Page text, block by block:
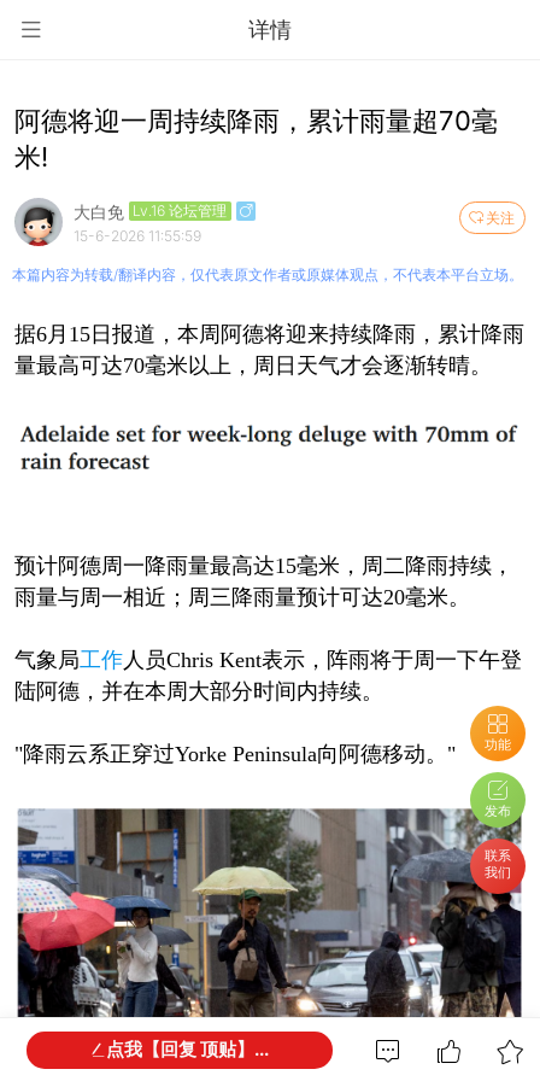
详情
功能
发布
联系
我们
阿德将迎一周持续降雨，累计雨量超70毫
米!
关注
大白免 Lv.16 论坛管理
15-6-2026 11:55:59
本篇内容为转载/翻译内容，仅代表原文作者或原媒体观点，不代表本平台立场。
据6月15日报道，本周阿德将迎来持续降雨，累计降雨
量最高可达70毫米以上，周日天气才会逐渐转晴。
预计阿德周一降雨量最高达15毫米，周二降雨持续，
雨量与周一相近；周三降雨量预计可达20毫米。
气象局工作人员Chris Kent表示，阵雨将于周一下午登
陆阿德，并在本周大部分时间内持续。
"降雨云系正穿过Yorke Peninsula向阿德移动。"
点我【回复 顶贴】...